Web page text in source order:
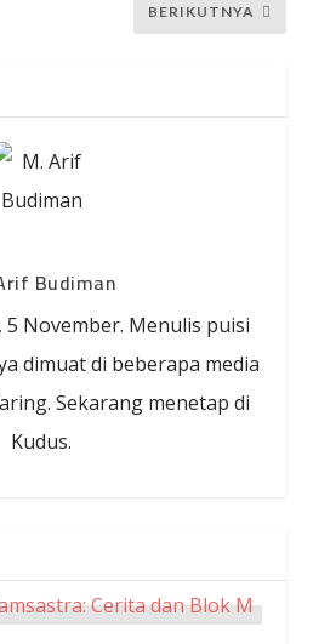
BERIKUTNYA
Budiman
5 November. Menulis puisi
dimuat di beberapa media
Sekarang menetap di
Kudus.